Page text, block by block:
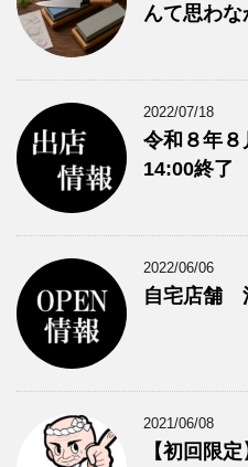
んて思わな
2022/07/18
令和８年
14:00終了
2022/06/06
自宅店舗
2021/06/08
【初回限